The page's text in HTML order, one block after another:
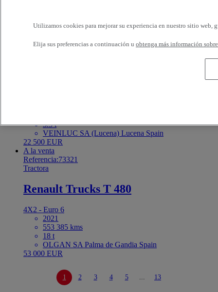
de Segura Spain
25 500 EUR
Referencia:73322
3.5 t
VEINLUC SA (Lucena) Lucena Spain
22 500 EUR
A la venta
Referencia:73321
Tractora
Renault Trucks T 480
4X2 - Euro 6
2021
553 385 kms
18 t
OLGAN SA Palma de Gandia Spain
53 000 EUR
1 2 3 4 5 13
Utilizamos cookies para mejorar su experiencia en nuestro sitio web,
Elija sus preferencias a continuación u obtenga más información